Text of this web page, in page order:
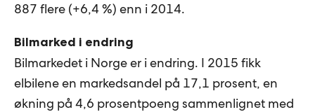
887 flere (+6,4 %) enn i 2014.
Bilmarked i endring
Bilmarkedet i Norge er i endring. I 2015 fikk
elbilene en markedsandel på 17,1 prosent, en
økning på 4,6 prosentpoeng sammenlignet med